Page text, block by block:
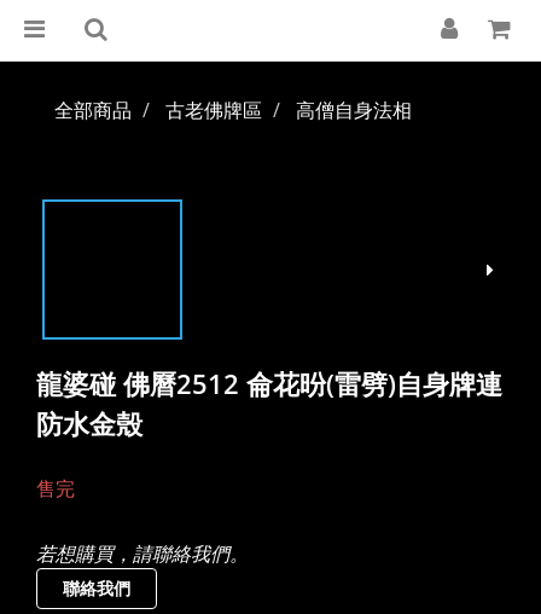
全部商品 古老佛牌區 高僧自身法相
龍婆碰 佛曆2512 侖花昐(雷劈)自身牌連
防水金殼
售完
若想購買，請聯絡我們。
聯絡我們